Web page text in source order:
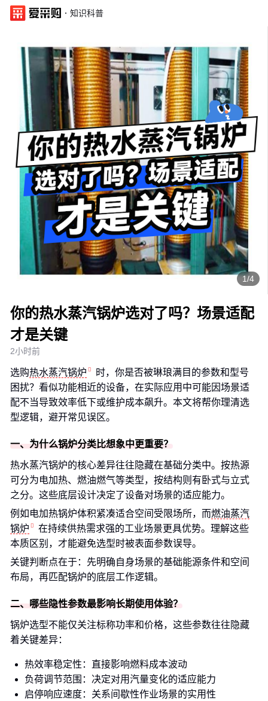
· 知识科普
1/4
你的热水蒸汽锅炉选对了吗？场景适配
才是关键
2小时前
选购热水蒸汽锅炉
时，你是否被琳琅满目的参数和型号
困扰？看似功能相近的设备，在实际应用中可能因场景适
配不当导致效率低下或维护成本飙升。本文将帮你理清选
型逻辑，避开常见误区。
一、为什么锅炉分类比想象中更重要？
热水蒸汽锅炉的核心差异往往隐藏在基础分类中。按热源
可分为电加热、燃油燃气等类型，按结构则有卧式与立式
之分。这些底层设计决定了设备对场景的适应能力。
例如电加热锅炉体积紧凑适合空间受限场所，而燃油蒸汽
锅炉
在持续供热需求强的工业场景更具优势。理解这些
本质区别，才能避免选型时被表面参数误导。
关键判断点在于：先明确自身场景的基础能源条件和空间
布局，再匹配锅炉的底层工作逻辑。
二、哪些隐性参数最影响长期使用体验？
锅炉选型不能仅关注标称功率和价格，这些参数往往隐藏
着关键差异：
热效率稳定性：直接影响燃料成本波动
负荷调节范围：决定对用汽量变化的适应能力
启停响应速度：关系间歇性作业场景的实用性